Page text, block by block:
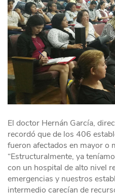
El doctor Hernán García,
recordó que de los 406
fueron afectados en mayor o
“Estructuralmente, ya
con un hospital de alto nivel
emergencias y nuestros
intermedio carecían de